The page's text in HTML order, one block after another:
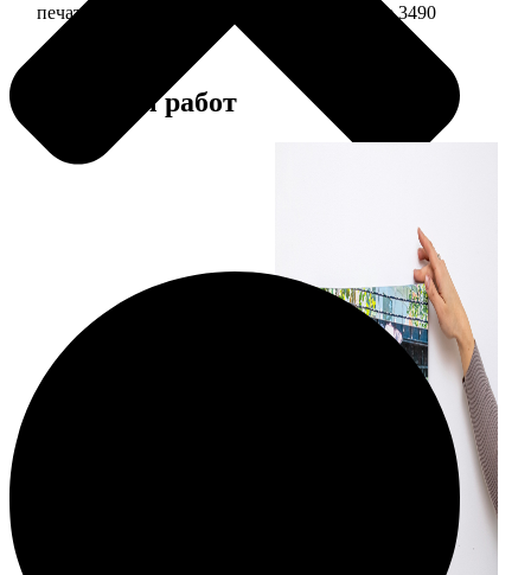
печать фото на холсте 30х60 на подрамнике 3490
Примеры работ